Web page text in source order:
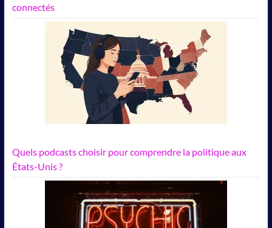
connectés
Quels podcasts choisir pour comprendre la politique aux
États-Unis ?